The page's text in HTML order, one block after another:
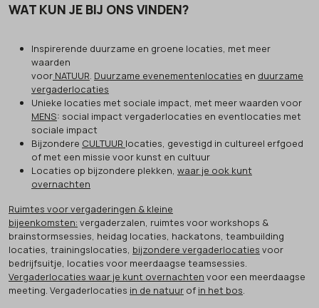
WAT KUN JE BIJ ONS VINDEN?
Inspirerende duurzame en groene locaties, met meer
waarden
voor NATUUR. Duurzame evenementenlocaties en duurzame
vergaderlocaties
Unieke locaties met sociale impact, met meer waarden voor
MENS: social impact vergaderlocaties en eventlocaties met
sociale impact
Bijzondere CULTUUR locaties, gevestigd in cultureel erfgoed
of met een missie voor kunst en cultuur
Locaties op bijzondere plekken, waar je ook kunt
overnachten
Ruimtes voor vergaderingen & kleine
bijeenkomsten: vergaderzalen, ruimtes voor workshops &
brainstormsessies, heidag locaties, hackatons, teambuilding
locaties, trainingslocaties, bijzondere vergaderlocaties voor
bedrijfsuitje, locaties voor meerdaagse teamsessies.
Vergaderlocaties waar je kunt overnachten voor een meerdaagse
meeting. Vergaderlocaties in de natuur of in het bos.